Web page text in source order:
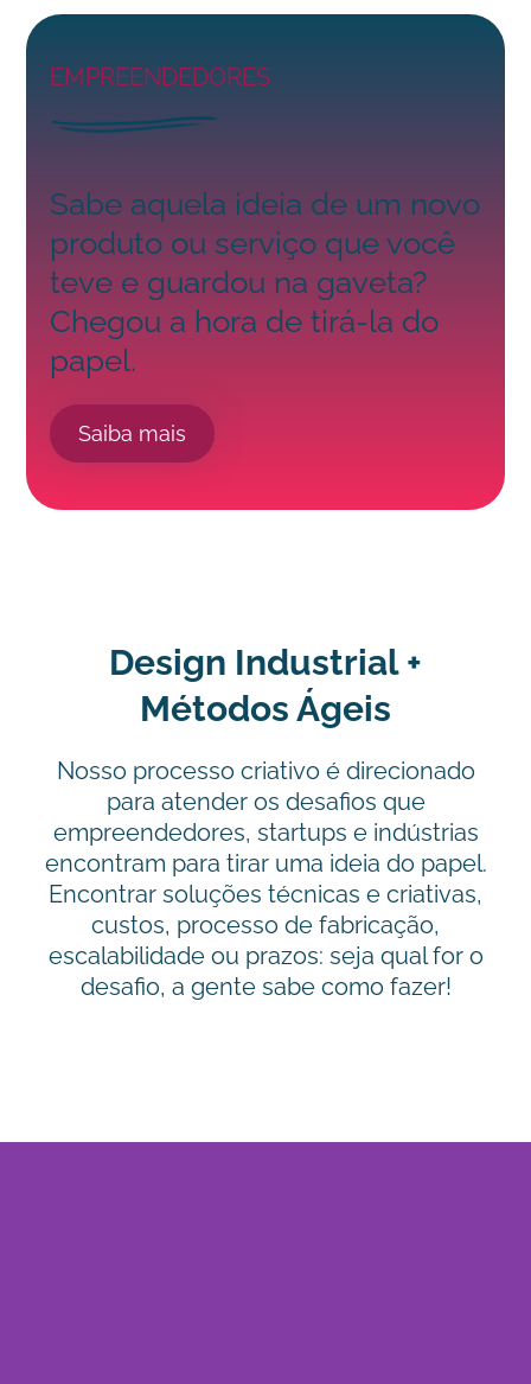
EMPREENDEDORES
Sabe aquela ideia de um novo
produto ou serviço que você
teve e guardou na gaveta?
Chegou a hora de tirá-la do
papel.
Saiba mais
Design Industrial +
Métodos Ágeis
Nosso processo criativo é direcionado
para atender os desafios que
empreendedores, startups e indústrias
encontram para tirar uma ideia do papel.
Encontrar soluções técnicas e criativas,
custos, processo de fabricação,
escalabilidade ou prazos: seja qual for o
desafio, a gente sabe como fazer!